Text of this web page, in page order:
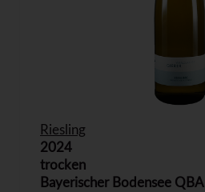
Riesling
2024
trocken
Bayerischer Bodensee QBA